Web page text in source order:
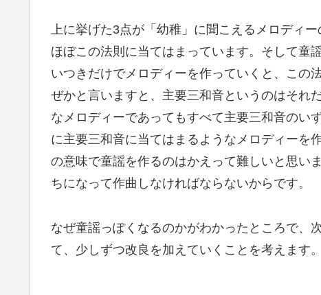
上に挙げた3点が「幼稚」に聞こえるメロディ
ほぼこの法則に当てはまっています。そして童
いつきだけでメロディーを作っていくと、この
ぜかと言いますと、主要三和音というのはそれ
なメロディーであってもすべて主要三和音のい
に主要三和音に当てはまるようなメロディーを
の意味で童謡を作るのはかえって難しいと思い
ちになって作曲しなければならないからです。
なぜ童謡っぽくなるのかがわかったところで、
て、少しずつ改良を加えていくことを考えます。